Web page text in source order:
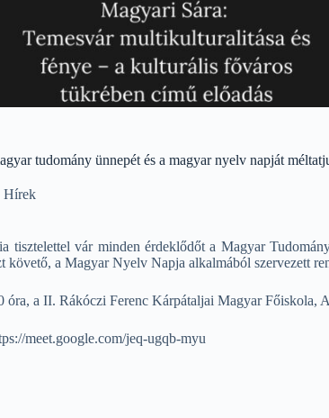
tudomány ünnepét és a magyar nyelv napját
Hírek
tisztelettel vár minden érdeklődőt a Magyar
követő, a Magyar Nyelv Napja alkalmából szervezett
óra, a II. Rákóczi Ferenc Kárpátaljai Magyar Főiskola,
meet.google.com/jeq-ugqb-myu